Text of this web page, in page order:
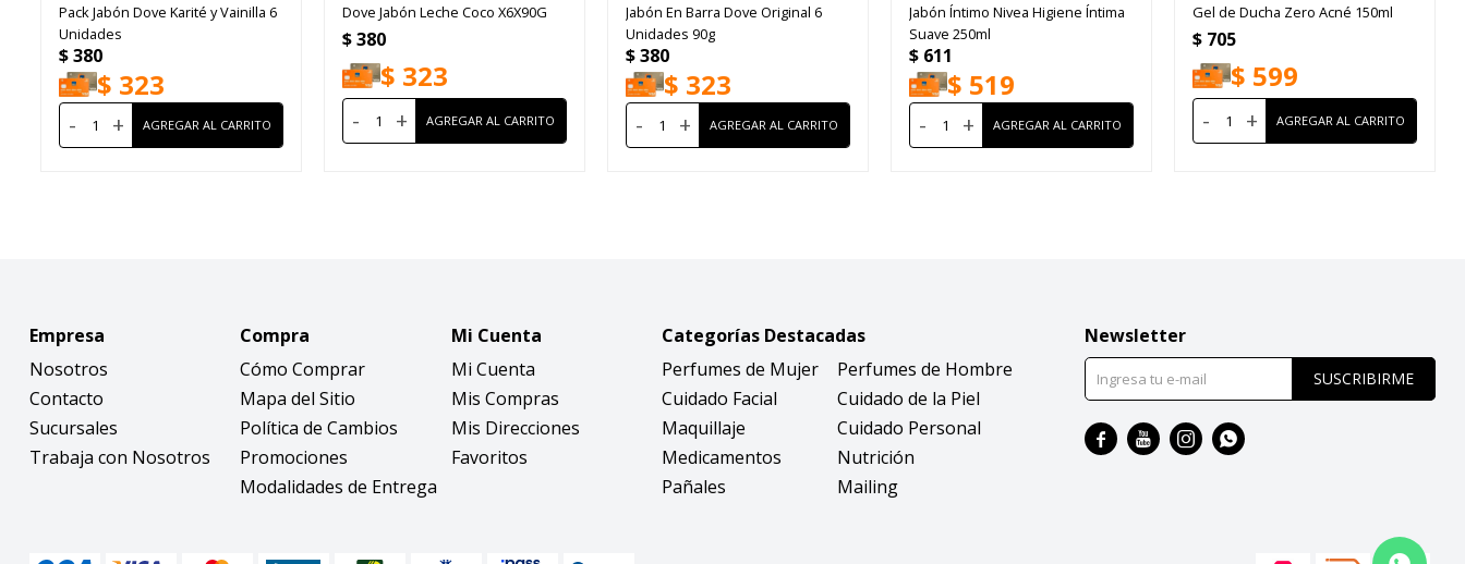
Pack Jabón Dove Karité y Vainilla 6
Unidades
$380
$ 323
- +
Dove Jabón Leche Coco X6X90G
$380
$ 323
- +
Jabón En Barra Dove Original 6
Unidades 90g
$380
$ 323
- +
Jabón Íntimo Nivea Higiene Íntima
Suave 250ml
$ 611
$ 519
- +
Gel de Ducha Zero Acné 150ml
$ 705
$ 599
- +
Empresa
Nosotros
Contacto
Sucursales
Trabaja con Nosotros
Compra
Cómo Comprar
Mapa del Sitio
Política de Cambios
Promociones
Modalidades de Entrega
Mi Cuenta
Mi Cuenta
Mis Compras
Mis Direcciones
Favoritos
Categorías Destacadas
Perfumes de Mujer
Perfumes de Hombre
Cuidado Facial
Cuidado de la Piel
Maquillaje
Cuidado Personal
Medicamentos
Nutrición
Pañales
Mailing
Newsletter
SUSCRIBIRME
   